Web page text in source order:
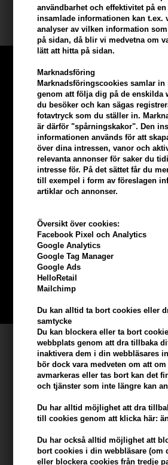
användbarhet och effektivitet på
insamlade informationen kan t.ex.
analyser av vilken information
på sidan, då blir vi medvetna om
lätt att hitta på sidan.
Marknadsföring
Marknadsföringscookies samlar
genom att följa dig på de enskilda
du besöker och kan sägas
fotavtryck som du ställer in.
är därför "spårningskakor". Den
informationen används för att
över dina intressen, vanor och
relevanta annonser för saker du
intresse för. På det sättet får du
till exempel i form av föreslagen
artiklar och annonser.
Översikt över cookies:
Facebook Pixel och Analytics
Google Analytics
Google Tag Manager
Google Ads
HelloRetail
Mailchimp
Du kan alltid ta bort cookies eller
samtycke
Du kan blockera eller ta bort
webbplats genom att dra tillbaka
inaktivera dem i din webbläsares
bör dock vara medveten om att
avmarkeras eller tas bort kan det
och tjänster som inte längre kan
Du har alltid möjlighet att dra
till cookies genom att klicka här:
Du har också alltid möjlighet att
bort cookies i din webbläsare (om
eller blockera cookies från tredje
Toppik
Tjäna5% bonus
beställning
Bli en del av vår kundklubb gratis och få
Kundservice
Hair247
Frisenborgvej 6A
info@hair247.se
Kom ihåg att vi har